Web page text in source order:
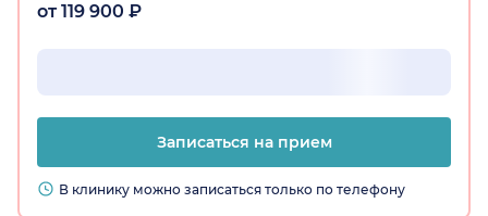
от 119 900 ₽
Записаться на прием
В клинику можно записаться только по телефону